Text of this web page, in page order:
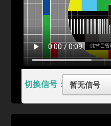
切换信号：